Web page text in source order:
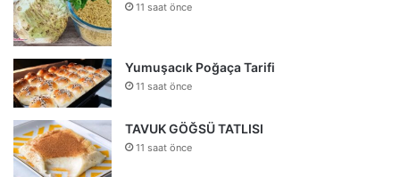
11 saat önce
Yumuşacık Poğaça Tarifi
11 saat önce
TAVUK GÖĞSÜ TATLISI
11 saat önce